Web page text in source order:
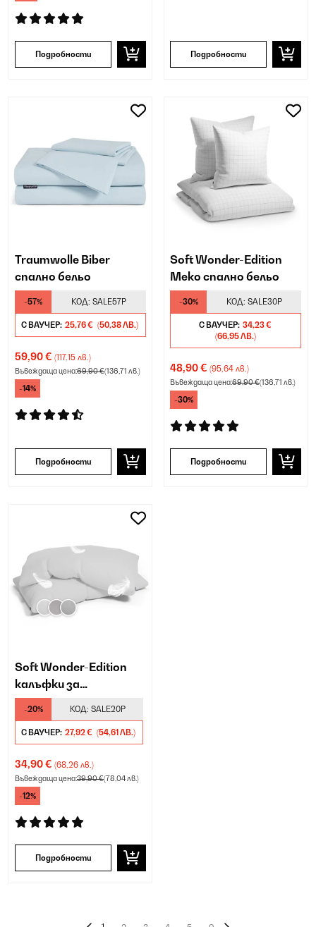
Подробности Подробности
Traumwolle Biber
спално бельо
-57% КОД: SALE57P
С ВАУЧЕР: 25,76 € (50,38 ЛВ.)
59,90 € (117,15 лв.)
Въвеждаща цена:69,90 €(136,71 лв.)
-14%
Подробности
Soft Wonder-Edition
Меко спално бельо
-30% КОД: SALE30P
С ВАУЧЕР: 34,23 €
(66,95 ЛВ.)
48,90 € (95,64 лв.)
Въвеждаща цена:69,90 €(136,71 лв.)
-30%
Подробности
Soft Wonder-Edition
калъфки за
възглавници
-20% КОД: SALE20P
С ВАУЧЕР: 27,92 € (54,61 ЛВ.)
34,90 € (68,26 лв.)
Въвеждаща цена:39,90 €(78,04 лв.)
-12%
Подробности